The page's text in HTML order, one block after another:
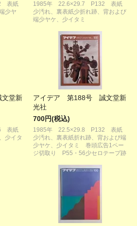
表紙
少ヤ
1985年 22.6×29.7 P132 表紙
少汚れ、裏表紙少折れ跡、背および
端少ヤケ、少イタミ
堂新
表紙
少イタ
アイデア 第188号 誠文堂新
光社
700円(税込)
1985年 22.5×29.8 P132 表紙
少汚れ、裏表紙折れ跡、背および端
少ヤケ、少イタミ 巻頭広告1ペー
ジ切取り P55・56少セロテープ跡